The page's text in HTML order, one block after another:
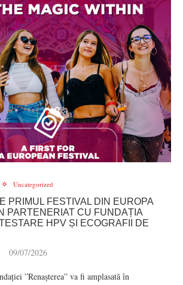
Uncategorized
PRIMUL FESTIVAL DIN EUROPA
PARTENERIAT CU FUNDAȚIA
HPV ȘI ECOGRAFII DE
09/07/2026
”Renașterea” va fi amplasată în